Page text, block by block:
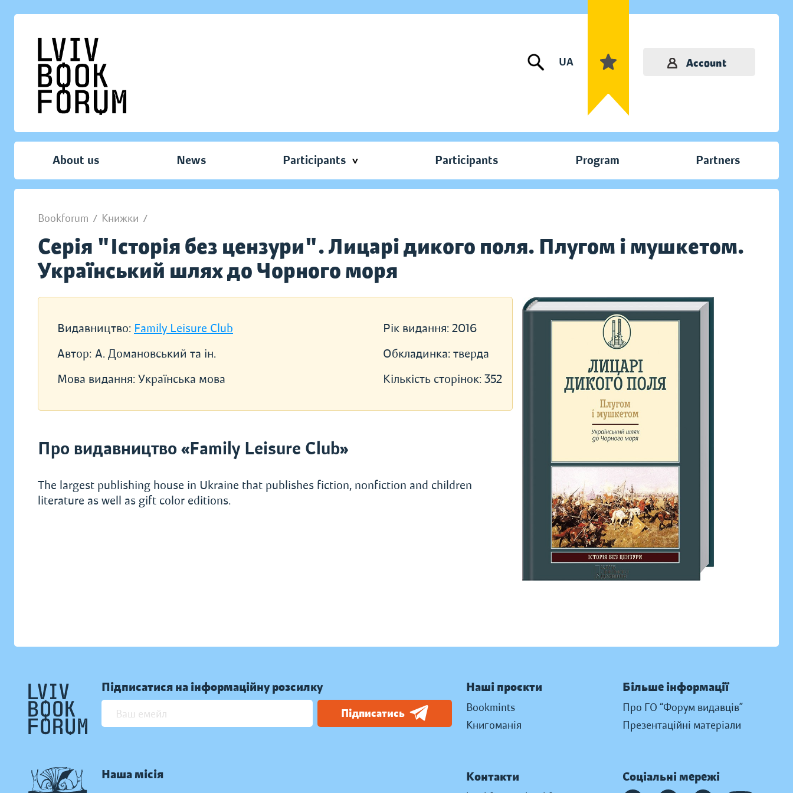
UA Account
About us News Participants Participants Program Partners
Bookforum / Книжки /
Серія "Історія без цензури". Лицарі дикого поля. Плугом і мушкетом.
Український шлях до Чорного моря
Видавництво: Family Leisure Club
Автор: А. Домановський та ін.
Мова видання: Українська мова
Рік видання: 2016
Обкладинка: тверда
Кількість сторінок: 352
Про видавництво «Family Leisure Club»
The largest publishing house in Ukraine that publishes fiction, nonfiction and children
literature as well as gift color editions.
Підписатися на інформаційну розсилку
Підписатись
Наша місія
Наші проєкти
Bookmints
Книгоманія
Більше інформації
Про ГО “Форум видавців”
Презентаційні матеріали
Контакти Соціальні мережі